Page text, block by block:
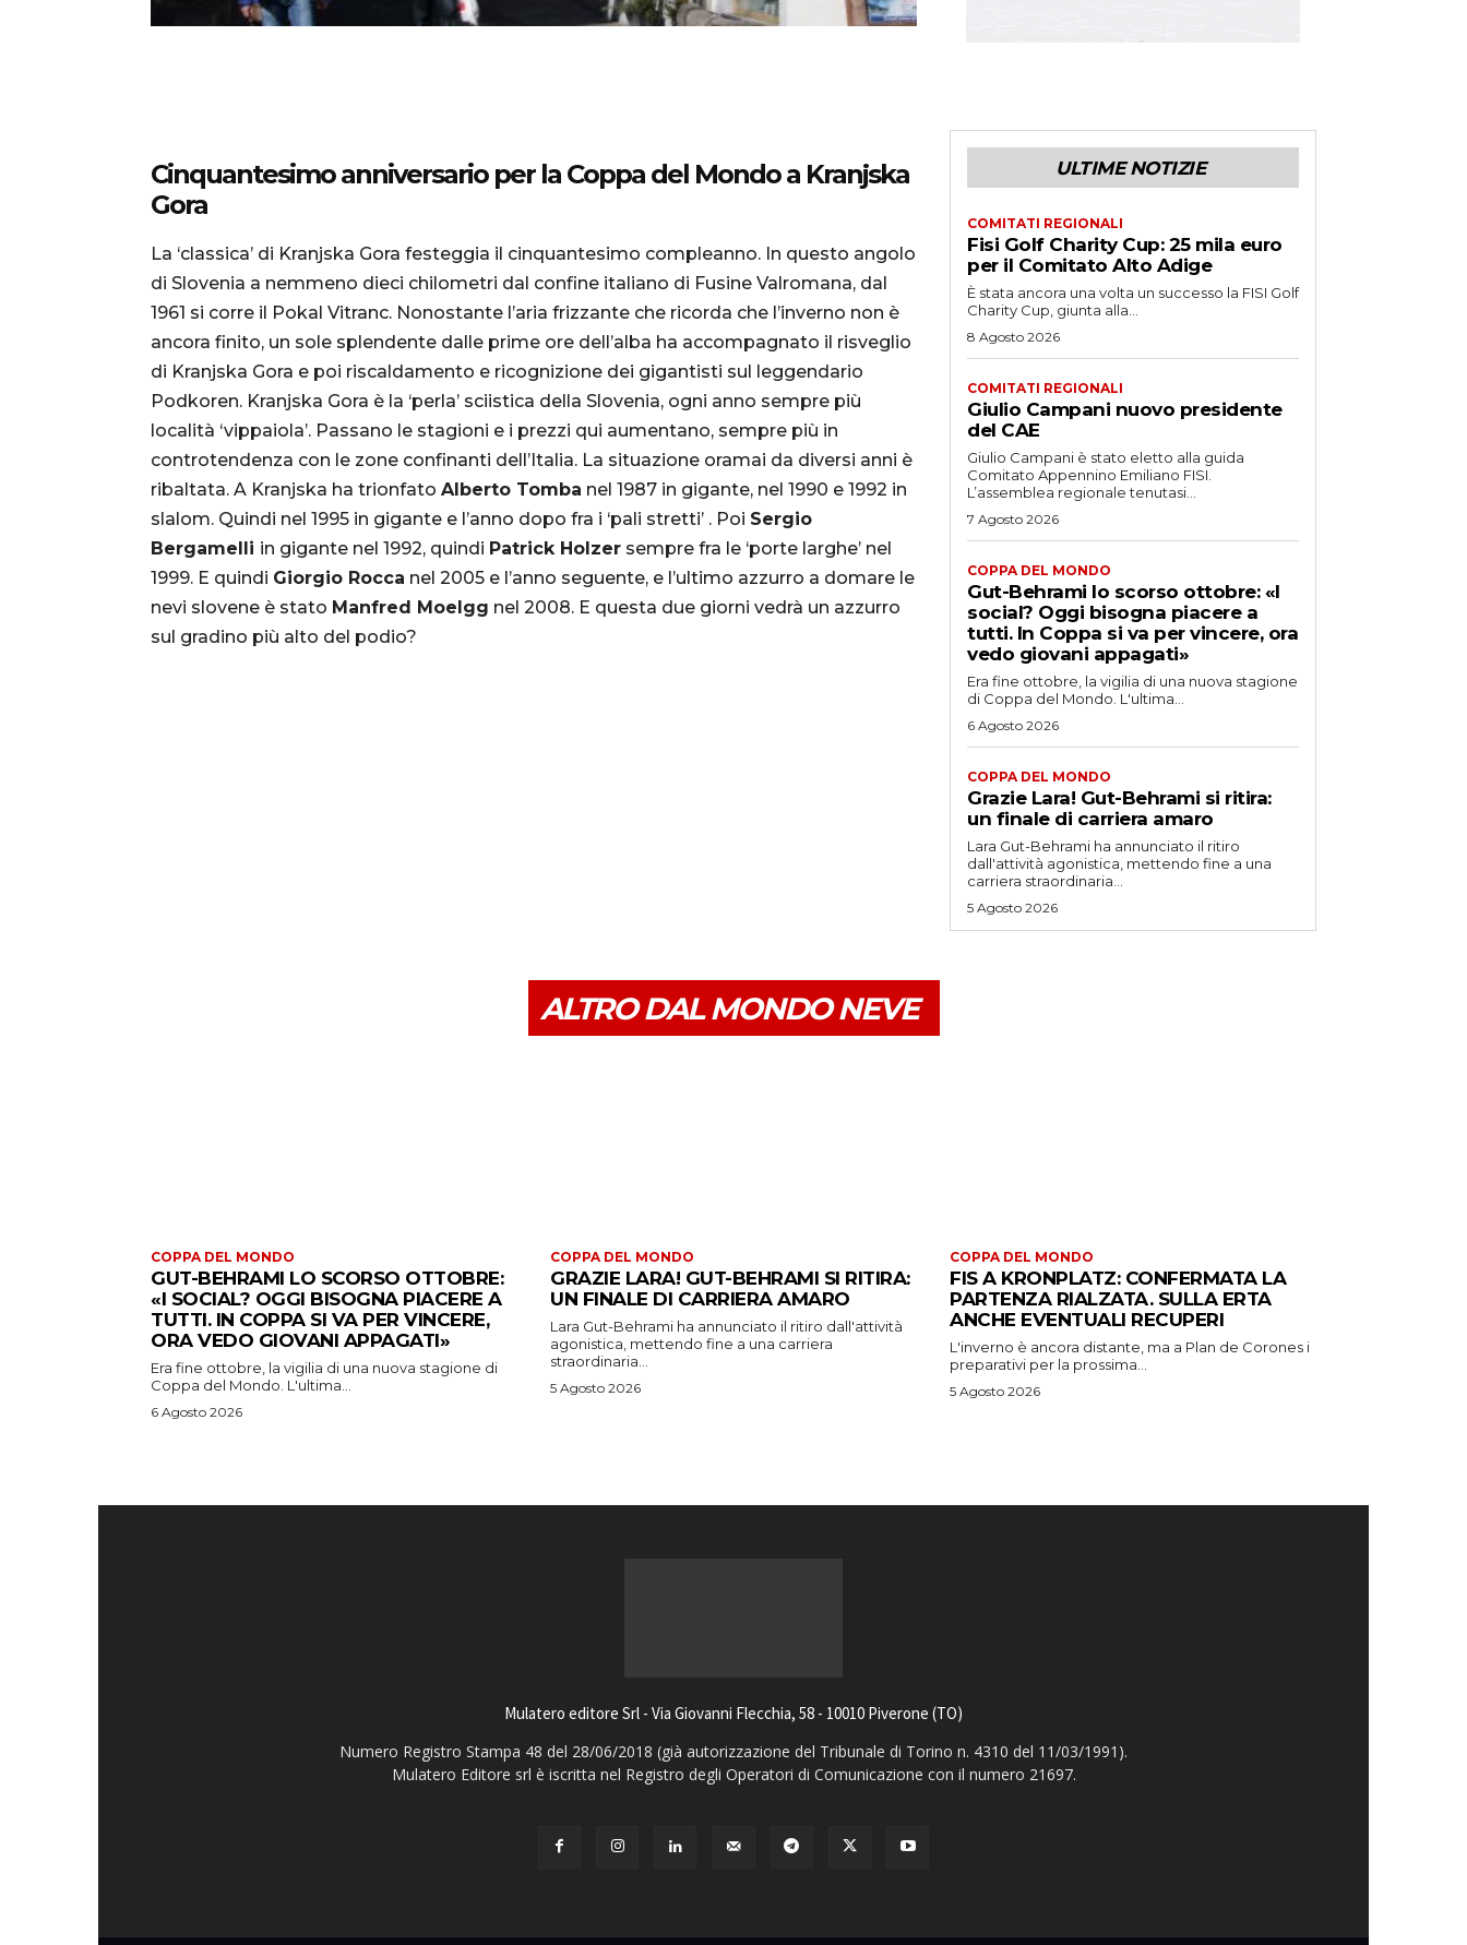
Cinquantesimo anniversario per la Coppa del Mondo a Kranjska
Gora
La ‘classica’ di Kranjska Gora festeggia il cinquantesimo compleanno. In questo angolo
di Slovenia a nemmeno dieci chilometri dal confine italiano di Fusine Valromana, dal
1961 si corre il Pokal Vitranc. Nonostante l’aria frizzante che ricorda che l’inverno non è
ancora finito, un sole splendente dalle prime ore dell’alba ha accompagnato il risveglio
di Kranjska Gora e poi riscaldamento e ricognizione dei gigantisti sul leggendario
Podkoren. Kranjska Gora è la ‘perla’ sciistica della Slovenia, ogni anno sempre più
località ‘vippaiola’. Passano le stagioni e i prezzi qui aumentano, sempre più in
controtendenza con le zone confinanti dell’Italia. La situazione oramai da diversi anni è
ribaltata. A Kranjska ha trionfato Alberto Tomba nel 1987 in gigante, nel 1990 e 1992 in
slalom. Quindi nel 1995 in gigante e l’anno dopo fra i ‘pali stretti’ . Poi Sergio
Bergamelli in gigante nel 1992, quindi Patrick Holzer sempre fra le ‘porte larghe’ nel
1999. E quindi Giorgio Rocca nel 2005 e l’anno seguente, e l’ultimo azzurro a domare le
nevi slovene è stato Manfred Moelgg nel 2008. E questa due giorni vedrà un azzurro
sul gradino più alto del podio?
ULTIME NOTIZIE
COMITATI REGIONALI
Fisi Golf Charity Cup: 25 mila euro
per il Comitato Alto Adige
È stata ancora una volta un successo la FISI Golf
Charity Cup, giunta alla...
8 Agosto 2026
COMITATI REGIONALI
Giulio Campani nuovo presidente
del CAE
Giulio Campani è stato eletto alla guida
Comitato Appennino Emiliano FISI.
L’assemblea regionale tenutasi...
7 Agosto 2026
COPPA DEL MONDO
Gut-Behrami lo scorso ottobre: «I
social? Oggi bisogna piacere a
tutti. In Coppa si va per vincere, ora
vedo giovani appagati»
Era fine ottobre, la vigilia di una nuova stagione
di Coppa del Mondo. L'ultima...
6 Agosto 2026
COPPA DEL MONDO
Grazie Lara! Gut-Behrami si ritira:
un finale di carriera amaro
Lara Gut-Behrami ha annunciato il ritiro
dall'attività agonistica, mettendo fine a una
carriera straordinaria...
5 Agosto 2026
ALTRO DAL MONDO NEVE
COPPA DEL MONDO
GUT-BEHRAMI LO SCORSO OTTOBRE:
«I SOCIAL? OGGI BISOGNA PIACERE A
TUTTI. IN COPPA SI VA PER VINCERE,
ORA VEDO GIOVANI APPAGATI»
Era fine ottobre, la vigilia di una nuova stagione di
Coppa del Mondo. L'ultima...
6 Agosto 2026
COPPA DEL MONDO
GRAZIE LARA! GUT-BEHRAMI SI RITIRA:
UN FINALE DI CARRIERA AMARO
Lara Gut-Behrami ha annunciato il ritiro dall'attività
agonistica, mettendo fine a una carriera
straordinaria...
5 Agosto 2026
COPPA DEL MONDO
FIS A KRONPLATZ: CONFERMATA LA
PARTENZA RIALZATA. SULLA ERTA
ANCHE EVENTUALI RECUPERI
L'inverno è ancora distante, ma a Plan de Corones i
preparativi per la prossima...
5 Agosto 2026
Mulatero editore Srl - Via Giovanni Flecchia, 58 - 10010 Piverone (TO)
Numero Registro Stampa 48 del 28/06/2018 (già autorizzazione del Tribunale di Torino n. 4310 del 11/03/1991).
Mulatero Editore srl è iscritta nel Registro degli Operatori di Comunicazione con il numero 21697.